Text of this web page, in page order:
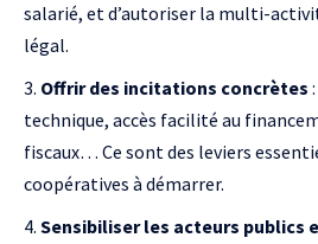
salarié, et d’autoriser la multi-
légal.
Offrir des incitations concrètes
technique, accès facilité au
fiscaux… Ce sont des leviers
coopératives à démarrer.
Sensibiliser les acteurs publics